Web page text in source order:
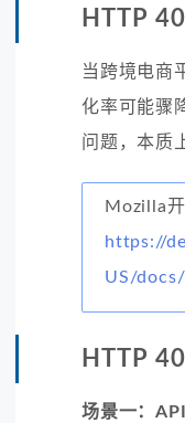
HTTP
当跨境电商
化率可能骤
问题，本质
Mozilla
https://
US/
HTTP
场景一：